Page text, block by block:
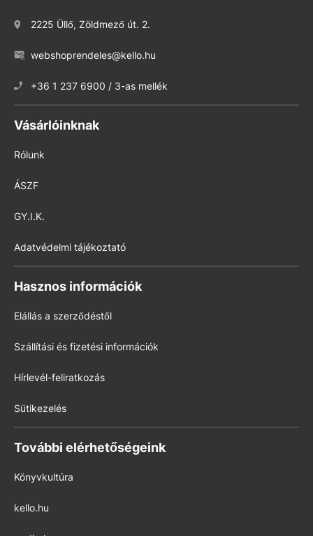
2225 Üllő, Zöldmező út. 2.
webshoprendeles@kello.hu
+36 1 237 6900 / 3-as mellék
Vásárlóinknak
Rólunk
ÁSZF
GY.I.K.
Adatvédelmi tájékoztató
Hasznos információk
Elállás a szerződéstől
Szállítási és fizetési információk
Hírlevél-feliratkozás
Sütikezelés
További elérhetőségeink
Könyvkultúra
kello.hu